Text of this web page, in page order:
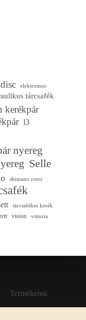
disc elektromos
tárcsafék
kerékpár
l3
nyereg
Selle
shimano rotor
tárcsafékes kerék
vision
vittoria
Termékeink